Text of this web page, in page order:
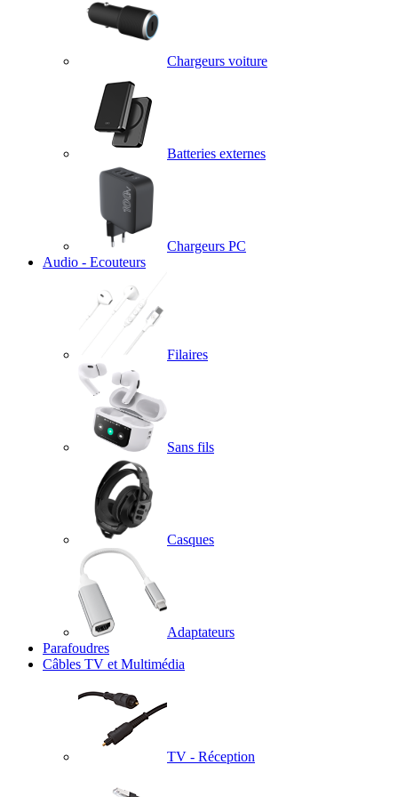
Chargeurs voiture
Batteries externes
Chargeurs PC
Audio - Ecouteurs
Filaires
Sans fils
Casques
Adaptateurs
Parafoudres
Câbles TV et Multimédia
TV - Réception